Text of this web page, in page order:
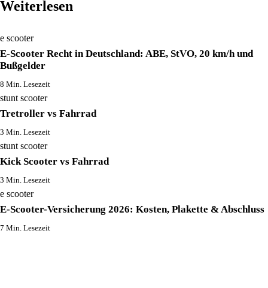
Weiterlesen
e scooter
E-Scooter Recht in Deutschland: ABE, StVO, 20 km/h und
Bußgelder
8 Min. Lesezeit
stunt scooter
Tretroller vs Fahrrad
3 Min. Lesezeit
stunt scooter
Kick Scooter vs Fahrrad
3 Min. Lesezeit
e scooter
E-Scooter-Versicherung 2026: Kosten, Plakette & Abschluss
7 Min. Lesezeit